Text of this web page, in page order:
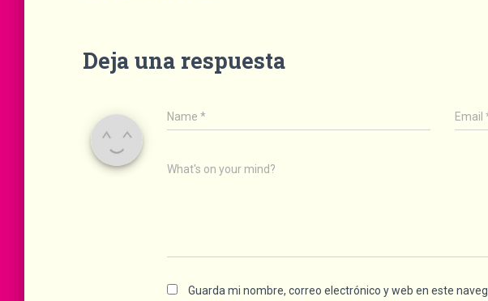
Deja una respuesta
Name * Email
What's on your mind?
Guarda mi nombre, correo electrónico y web en este